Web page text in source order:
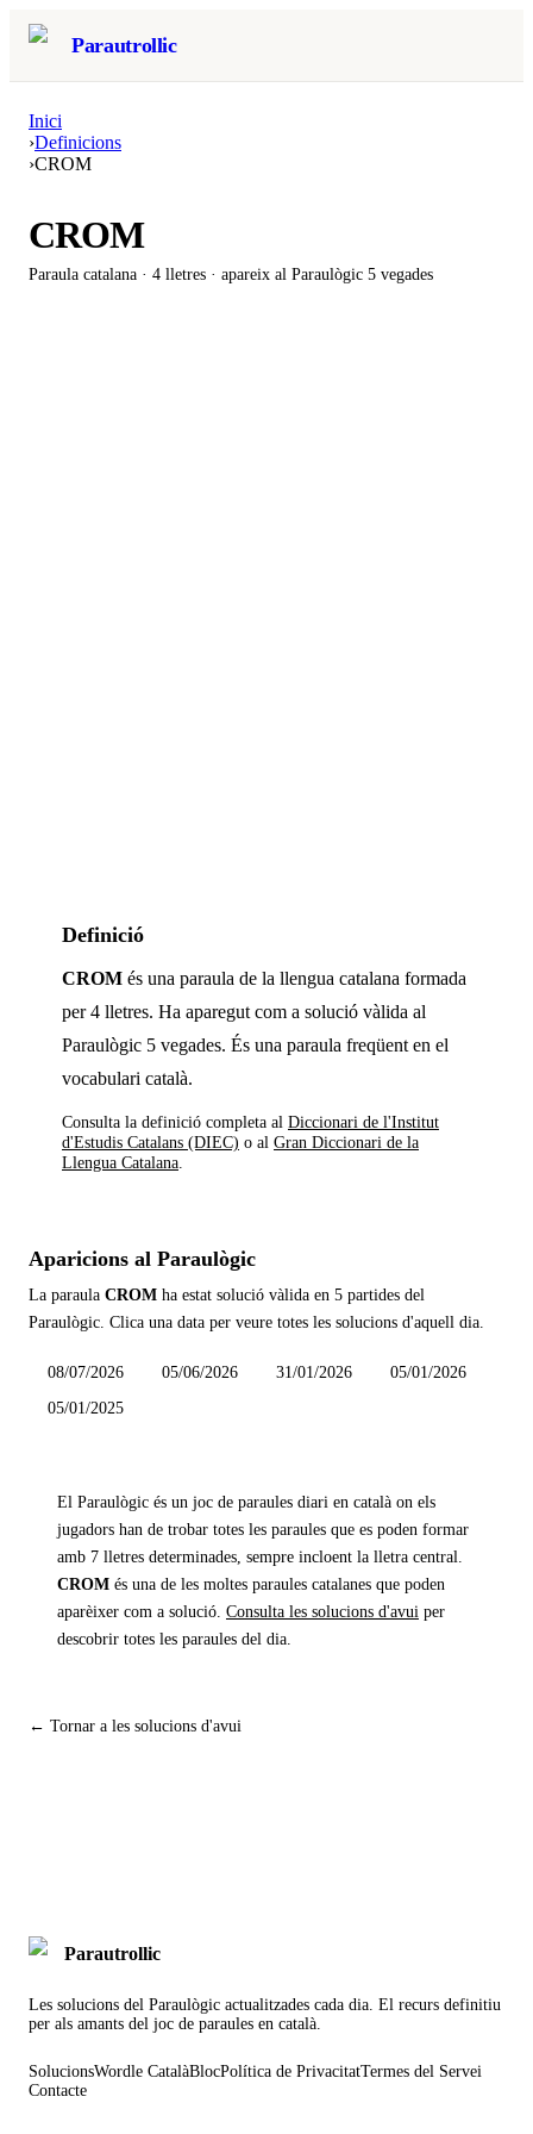
Parautrollic
Inici
›Definicions
›CROM
CROM
Paraula catalana · 4 lletres · apareix al Paraulògic 5 vegades
Definició
CROM és una paraula de la llengua catalana formada
per 4 lletres. Ha aparegut com a solució vàlida al
Paraulògic 5 vegades. És una paraula freqüent en el
vocabulari català.
Consulta la definició completa al Diccionari de l'Institut
d'Estudis Catalans (DIEC) o al Gran Diccionari de la
Llengua Catalana
Aparicions al Paraulògic
La paraula CROM ha estat solució vàlida en 5 partides del
Paraulògic. Clica una data per veure totes les solucions d'aquell dia.
08/07/2026 05/06/2026 31/01/2026
05/01/2026
05/01/2025
El Paraulògic és un joc de paraules diari en català on els
jugadors han de trobar totes les paraules que es poden formar
amb 7 lletres determinades, sempre incloent la lletra central.
CROM és una de les moltes paraules catalanes que poden
aparèixer com a solució. Consulta les solucions d'avui per
descobrir totes les paraules del dia.
← Tornar a les solucions d'avui
Parautrollic
Les solucions del Paraulògic actualitzades cada dia. El recurs definitiu
per als amants del joc de paraules en català.
SolucionsWordle CatalàBlocPolítica de PrivacitatTermes del Servei
Contacte